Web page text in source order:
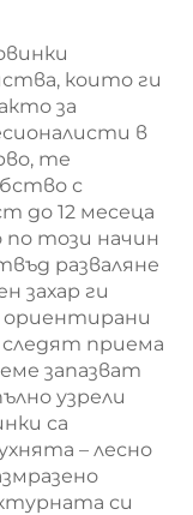
които ги
за
в
те
с
до 12 месеца
по този начин
разваляне
захар ги
ориентирани
приема
запазват
узрели
са
– лесно
си